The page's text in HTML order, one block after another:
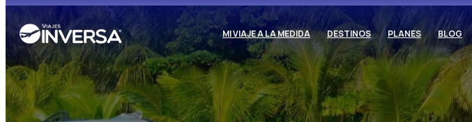
MI VIAJE A LA MEDIDA DESTINOS PLANES BLOG